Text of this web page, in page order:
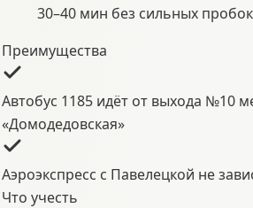
30–40 мин без сильных пробок
Преимущества
Автобус 1185 идёт от выхода №10
«Домодедовская»
Аэроэкспресс с Павелецкой не
Что учесть